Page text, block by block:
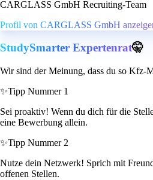
CARGLASS GmbH Recruiting-Team
Profil von CARGLASS GmbH
StudySmarter Expertenrat🤫
Wir sind der Meinung, dass du so Kfz-
✨Tipp Nummer 1
Sei proaktiv! Wenn du dich für die
eine Bewerbung allein.
✨Tipp Nummer 2
Nutze dein Netzwerk! Sprich mit
offenen Stellen.